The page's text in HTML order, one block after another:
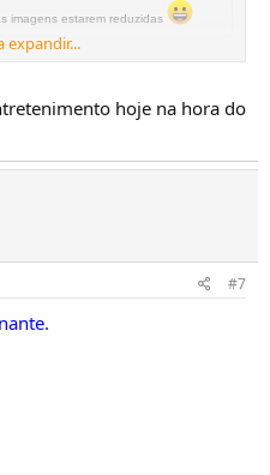
imagens estarem reduzidas
expandir...
para partilhar. Abraço, Paulo
expandir...
hoje na hora do
#7